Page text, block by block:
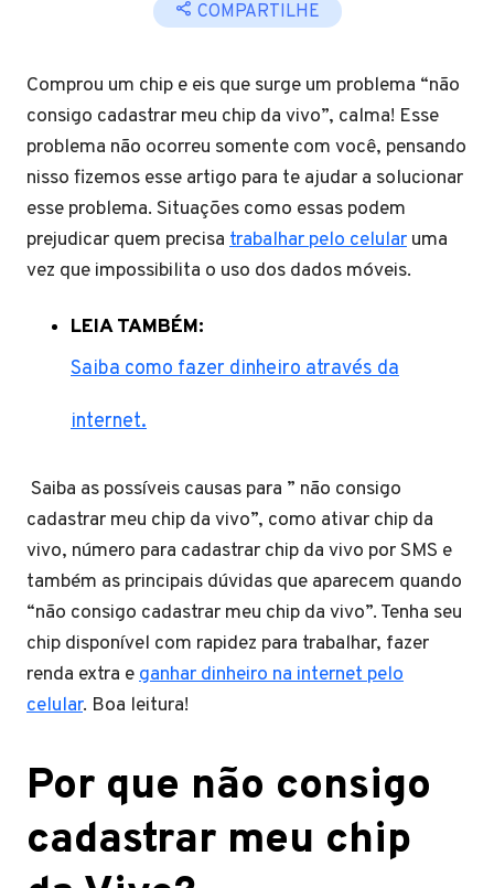
COMPARTILHE
Comprou um chip e eis que surge um problema “não
consigo cadastrar meu chip da vivo”, calma! Esse
problema não ocorreu somente com você, pensando
nisso fizemos esse artigo para te ajudar a solucionar
esse problema. Situações como essas podem
prejudicar quem precisa trabalhar pelo celular uma
vez que impossibilita o uso dos dados móveis.
LEIA TAMBÉM:
Saiba como fazer dinheiro através da
internet.
Saiba as possíveis causas para ” não consigo
cadastrar meu chip da vivo”, como ativar chip da
vivo, número para cadastrar chip da vivo por SMS e
também as principais dúvidas que aparecem quando
“não consigo cadastrar meu chip da vivo”. Tenha seu
chip disponível com rapidez para trabalhar, fazer
renda extra eganhar dinheiro na internet pelo
celular. Boa leitura!
Por que não consigo
cadastrar meu chip